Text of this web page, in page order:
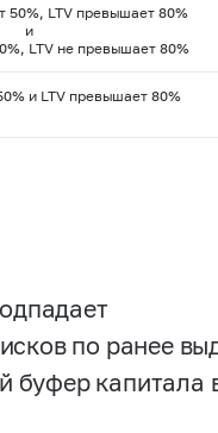
LTV превышает 80%
и
LTV не превышает 80%
и LTV превышает 80%
по ранее
буфер капитала